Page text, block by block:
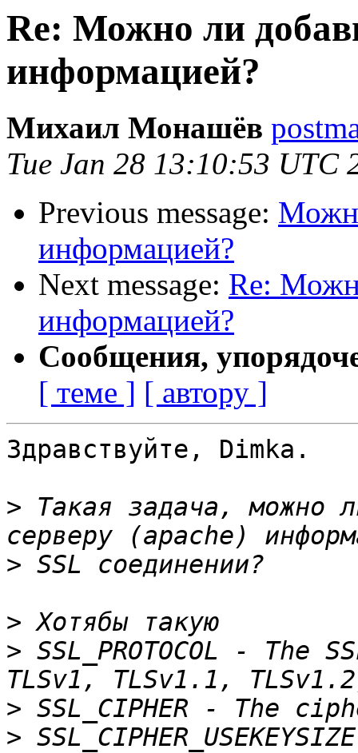
Re: Можно ли
информацией?
Михаил Монашёв
Tue Jan 28 13:10:53 UTC
Previous message:
информацией?
Next message: Re:
информацией?
Сообщения,
[ теме ] [ автору ]
Здравствуйте, Dimka.
> Такая задача, можно
>
>
> SSL_PROTOCOL -
>
>